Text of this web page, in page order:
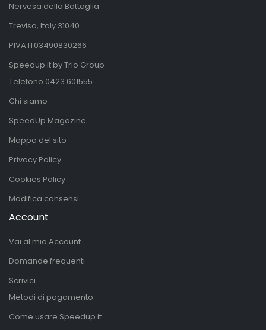
Nervesa della Battaglia
Treviso, Italy 31040
PIVA IT03490830266
Speedup.it by Trio Group
Telefono 0423.601555
Chi siamo
SpeedUp Magazine
Mappa del sito
Privacy Policy
Cookies Policy
Modifica consensi
Account
Vai al mio Account
Domande frequenti
Scrivici
Metodi di pagamento
Come usare Speedup.it